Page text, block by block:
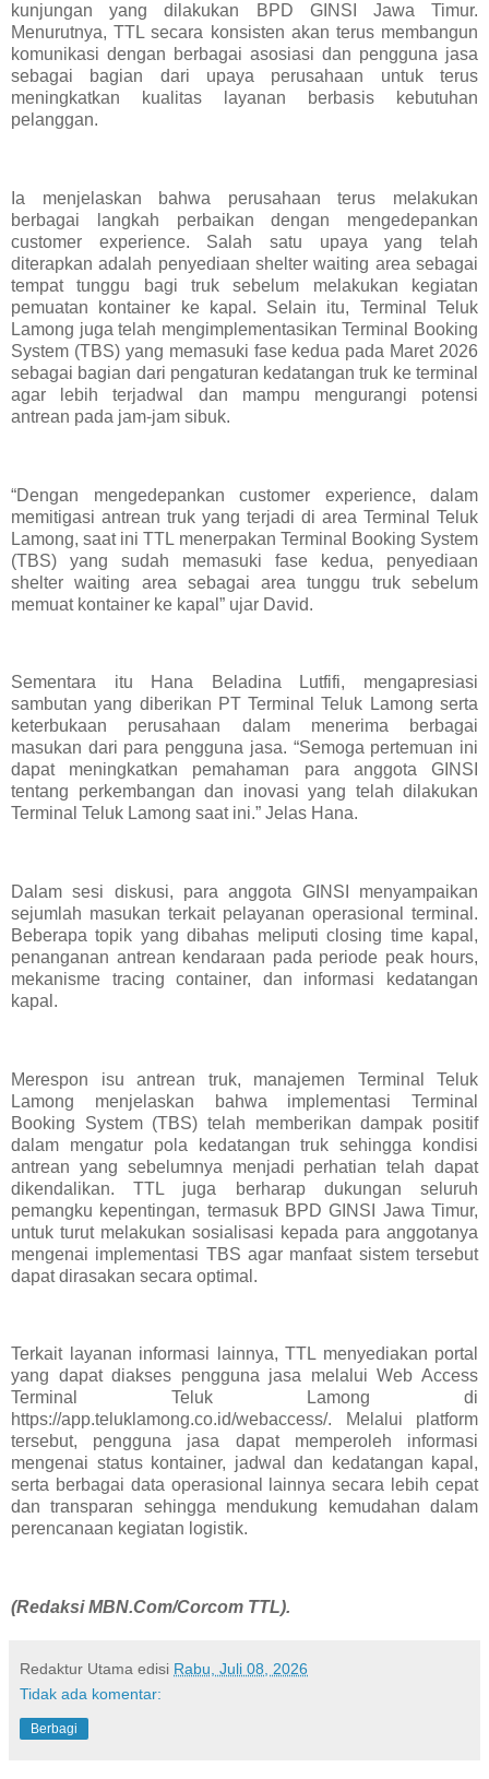
kunjungan yang dilakukan BPD GINSI Jawa Timur.
Menurutnya, TTL secara konsisten akan terus membangun
komunikasi dengan berbagai asosiasi dan pengguna jasa
sebagai bagian dari upaya perusahaan untuk terus
meningkatkan kualitas layanan berbasis kebutuhan
pelanggan.
Ia menjelaskan bahwa perusahaan terus melakukan
berbagai langkah perbaikan dengan mengedepankan
customer experience. Salah satu upaya yang telah
diterapkan adalah penyediaan shelter waiting area sebagai
tempat tunggu bagi truk sebelum melakukan kegiatan
pemuatan kontainer ke kapal. Selain itu, Terminal Teluk
Lamong juga telah mengimplementasikan Terminal Booking
System (TBS) yang memasuki fase kedua pada Maret 2026
sebagai bagian dari pengaturan kedatangan truk ke terminal
agar lebih terjadwal dan mampu mengurangi potensi
antrean pada jam-jam sibuk.
“Dengan mengedepankan customer experience, dalam
memitigasi antrean truk yang terjadi di area Terminal Teluk
Lamong, saat ini TTL menerpakan Terminal Booking System
(TBS) yang sudah memasuki fase kedua, penyediaan
shelter waiting area sebagai area tunggu truk sebelum
memuat kontainer ke kapal” ujar David.
Sementara itu Hana Beladina Lutfifi, mengapresiasi
sambutan yang diberikan PT Terminal Teluk Lamong serta
keterbukaan perusahaan dalam menerima berbagai
masukan dari para pengguna jasa. “Semoga pertemuan ini
dapat meningkatkan pemahaman para anggota GINSI
tentang perkembangan dan inovasi yang telah dilakukan
Terminal Teluk Lamong saat ini.” Jelas Hana.
Dalam sesi diskusi, para anggota GINSI menyampaikan
sejumlah masukan terkait pelayanan operasional terminal.
Beberapa topik yang dibahas meliputi closing time kapal,
penanganan antrean kendaraan pada periode peak hours,
mekanisme tracing container, dan informasi kedatangan
kapal.
Merespon isu antrean truk, manajemen Terminal Teluk
Lamong menjelaskan bahwa implementasi Terminal
Booking System (TBS) telah memberikan dampak positif
dalam mengatur pola kedatangan truk sehingga kondisi
antrean yang sebelumnya menjadi perhatian telah dapat
dikendalikan. TTL juga berharap dukungan seluruh
pemangku kepentingan, termasuk BPD GINSI Jawa Timur,
untuk turut melakukan sosialisasi kepada para anggotanya
mengenai implementasi TBS agar manfaat sistem tersebut
dapat dirasakan secara optimal.
Terkait layanan informasi lainnya, TTL menyediakan portal
yang dapat diakses pengguna jasa melalui Web Access
Terminal Teluk Lamong di
https://app.teluklamong.co.id/webaccess/. Melalui platform
tersebut, pengguna jasa dapat memperoleh informasi
mengenai status kontainer, jadwal dan kedatangan kapal,
serta berbagai data operasional lainnya secara lebih cepat
dan transparan sehingga mendukung kemudahan dalam
perencanaan kegiatan logistik.
(Redaksi MBN.Com/Corcom TTL).
Redaktur Utama edisi Rabu, Juli 08, 2026
Tidak ada komentar:
Berbagi